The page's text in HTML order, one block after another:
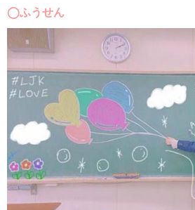
◯ふうせん